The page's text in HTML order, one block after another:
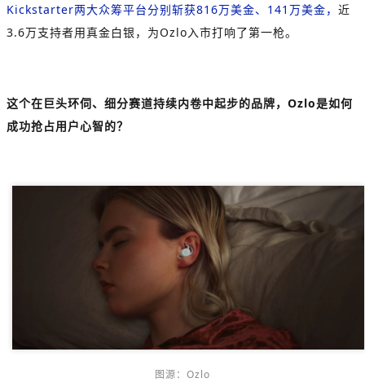
Kickstarter两大众筹平台分别斩获816万美金、141万美金， 近
3.6万支持者用真金白银，为Ozlo入市打响了第一枪。
这个在巨头环伺、细分赛道持续内卷中起步的品牌，Ozlo是如何
成功抢占用户心智的？
图源：Ozlo